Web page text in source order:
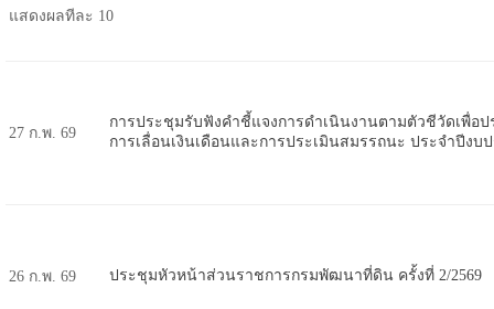
แสดงผลทีละ 10
27 ก.พ. 69
การประชุมรับฟังคำชี้แจงการดำเนินงานตามตัวชีวัดเพื่อ
การเลื่อนเงินเดือนและการประเมินสมรรถนะ ประจำปีงบ
26 ก.พ. 69 ประชุมหัวหน้าส่วนราชการกรมพัฒนาที่ดิน ครั้งที่ 2/2569